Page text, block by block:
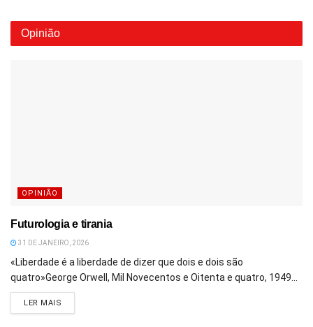
Opinião
OPINIÃO
Futurologia e tirania
31 DE JANEIRO, 2026
«Liberdade é a liberdade de dizer que dois e dois são
quatro»George Orwell, Mil Novecentos e Oitenta e quatro, 1949...
LER MAIS